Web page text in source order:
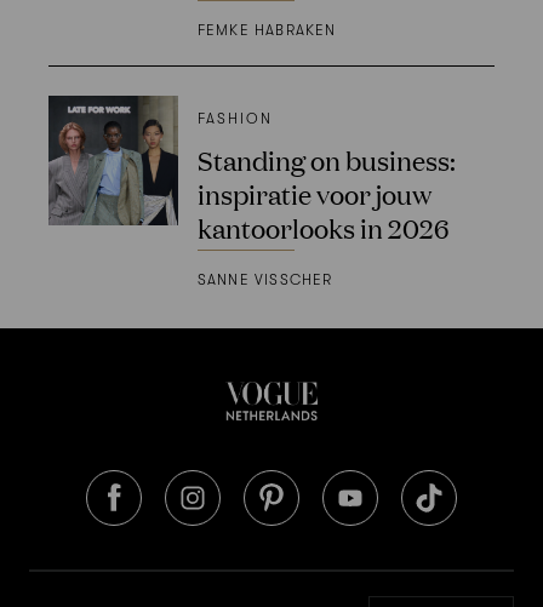
FEMKE HABRAKEN
FASHION
Standing on business:
inspiratie voor jouw
kantoorlooks in 2026
SANNE VISSCHER